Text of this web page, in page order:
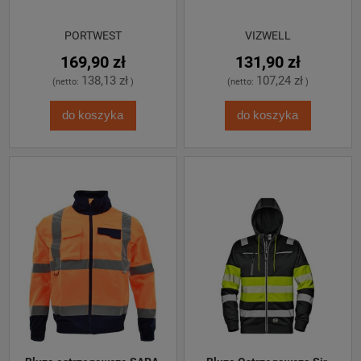
PORTWEST
169,90 zł
(netto: 138,13 zł)
do koszyka
VIZWELL
131,90 zł
(netto: 107,24 zł)
do koszyka